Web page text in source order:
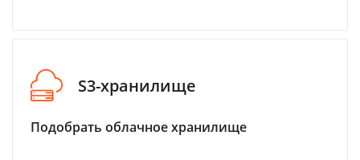
S3-хранилище
Подобрать облачное хранилище